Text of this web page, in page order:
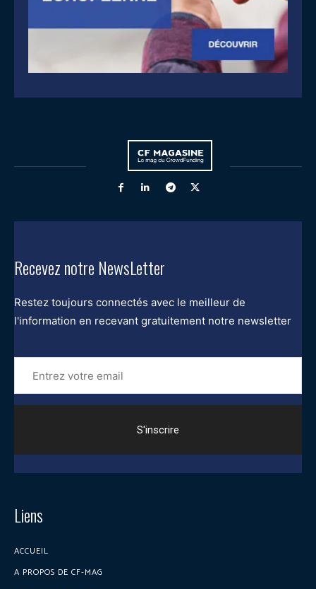
Recevez notre NewsLetter
Restez toujours connectés avec le meilleur de
l'information en recevant gratuitement notre newsletter
Entrez
votre
email
Liens
ACCUEIL
A PROPOS DE CF-MAG